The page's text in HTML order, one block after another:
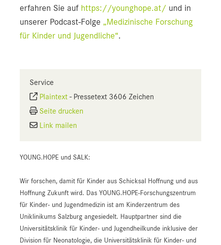
erfahren Sie auf https://younghope.at/ und in
unserer Podcast-Folge „Medizinische Forschung
für Kinder und Jugendliche“.
Service
Plaintext - Pressetext 3606 Zeichen
Seite drucken
Link mailen
YOUNG.HOPE und SALK:
Wir forschen, damit für Kinder aus Schicksal Hoffnung und aus
Hoffnung Zukunft wird. Das YOUNG.HOPE-Forschungszentrum
für Kinder- und Jugendmedizin ist am Kinderzentrum des
Uniklinikums Salzburg angesiedelt. Hauptpartner sind die
Universitätsklinik für Kinder- und Jugendheilkunde inklusive der
Division für Neonatologie, die Universitätsklinik für Kinder- und